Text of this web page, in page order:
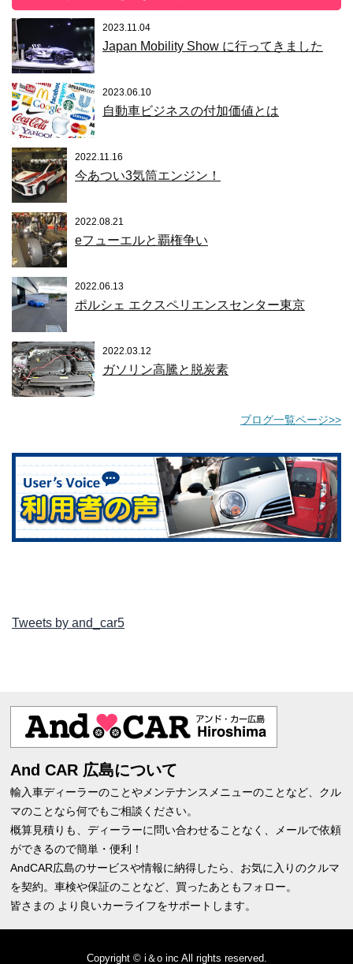
2023.11.04
Japan Mobility Show に行ってきました
2023.06.10
自動車ビジネスの付加価値とは
2022.11.16
今あつい3気筒エンジン！
2022.08.21
eフューエルと覇権争い
2022.06.13
ポルシェ エクスペリエンスセンター東京
2022.03.12
ガソリン高騰と脱炭素
ブログ一覧ページ>>
Tweets by and_car5
And CAR 広島について
輸入車ディーラーのことやメンテナンスメニューのことなど、クル
マのことなら何でもご相談ください。
概算見積りも、ディーラーに問い合わせることなく、メールで依頼
ができるので簡単・便利！
AndCAR広島のサービスや情報に納得したら、お気に入りのクルマ
を契約。車検や保証のことなど、買ったあともフォロー。
皆さまの より良いカーライフをサポートします。
Copyright © i＆o inc All rights reserved.